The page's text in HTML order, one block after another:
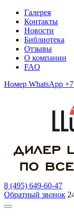
Галерея
Контакты
Новости
Библиотека
Отзывы
О компании
FAQ
Номер WhatsApp
8 (495) 649-60-47
Обратный звонок